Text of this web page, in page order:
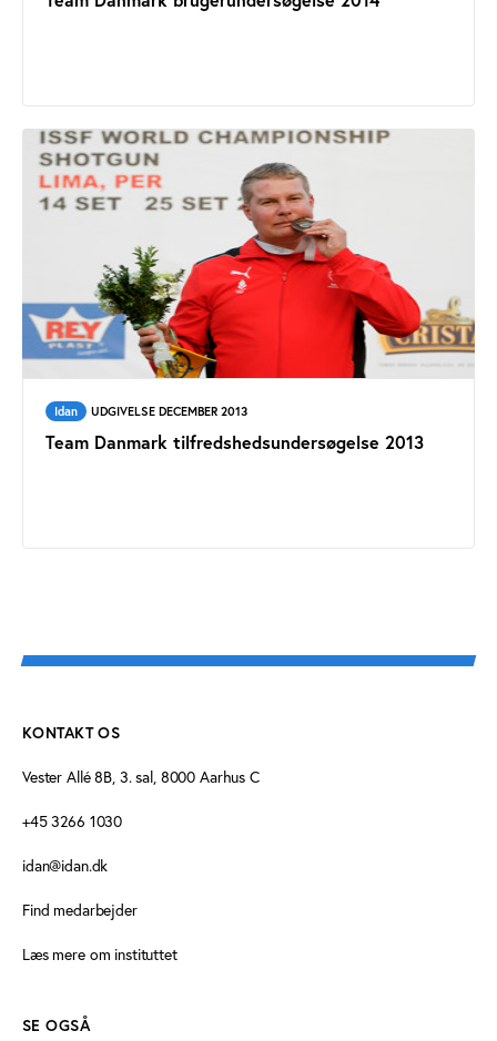
Idan UDGIVELSE DECEMBER 2013
Team Danmark tilfredshedsundersøgelse 2013
KONTAKT OS
Vester Allé 8B, 3. sal, 8000 Aarhus C
+45 3266 1030
idan@idan.dk
Find medarbejder
Læs mere om instituttet
SE OGSÅ